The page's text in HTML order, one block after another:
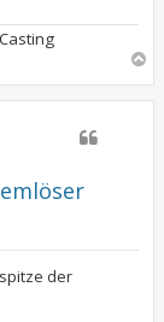
c
der